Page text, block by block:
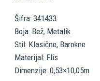
Šifra: 341433
Boja: Bež, Metalik
Stil: Klasične, Barokne
Materijal: Flis
Dimenzije: 0,53×10,05m